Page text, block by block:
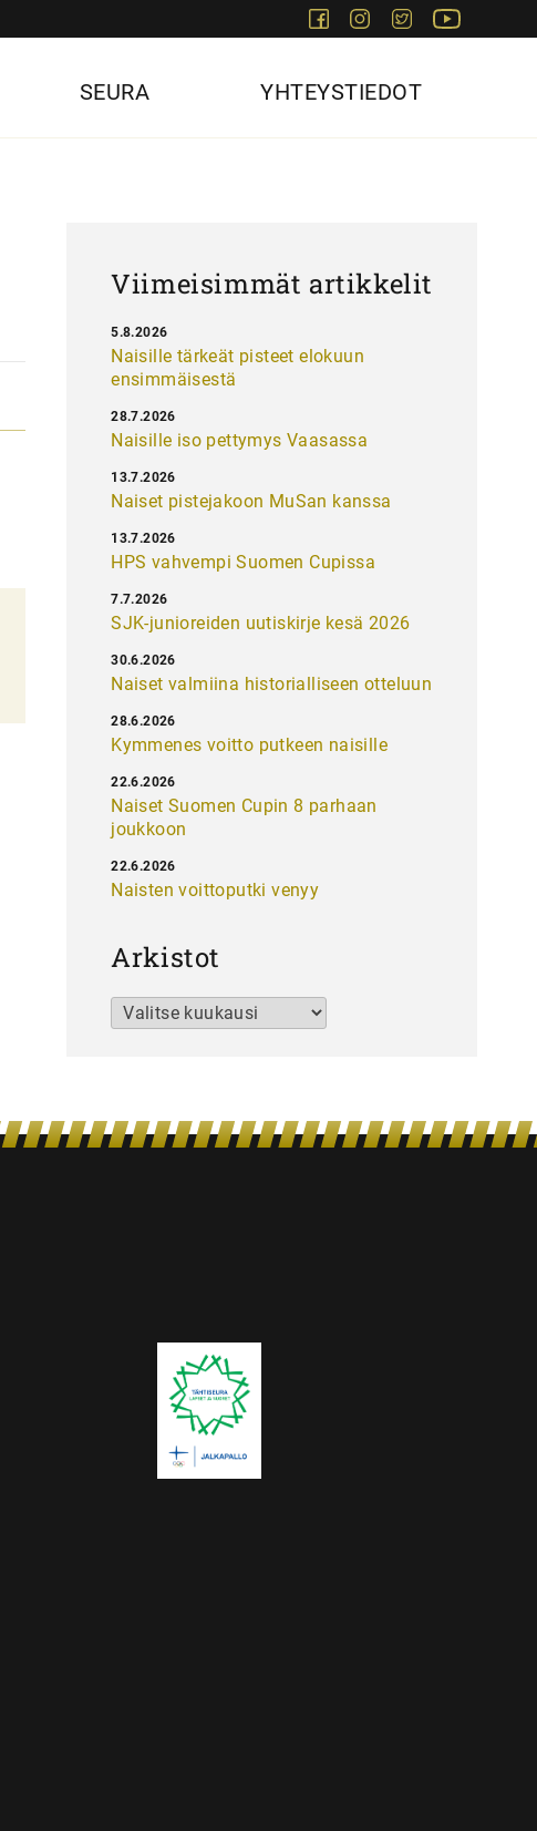
FacebookInstagram
Twitter
SEURA YHTEYSTIEDOT
Viimeisimmät artikkelit
Naisille tärkeät pisteet elokuun
ensimmäisestä
5.8.2026
Naisille iso pettymys Vaasassa
28.7.2026
Naiset pistejakoon MuSan kanssa
13.7.2026
HPS vahvempi Suomen Cupissa
13.7.2026
SJK-junioreiden uutiskirje kesä 2026
7.7.2026
Naiset valmiina historialliseen otteluun
30.6.2026
Kymmenes voitto putkeen naisille
28.6.2026
Naiset Suomen Cupin 8 parhaan
joukkoon
22.6.2026
Naisten voittoputki venyy
22.6.2026
Arkistot
Arkistot